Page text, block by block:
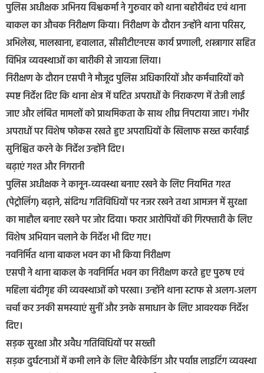
पुलिस अधीक्षक अभिनय विश्वकर्मा ने गुरुवार को थाना बहोरीबंद एवं थाना
बाकल का औचक निरीक्षण किया। निरीक्षण के दौरान उन्होंने थाना परिसर,
अभिलेख, मालखाना, हवालात, सीसीटीएनएस कार्य प्रणाली, शस्त्रागार सहित
विभिन्न व्यवस्थाओं का बारीकी से जायजा लिया।
निरीक्षण के दौरान एसपी ने मौजूद पुलिस अधिकारियों और कर्मचारियों को
स्पष्ट निर्देश दिए कि थाना क्षेत्र में घटित अपराधों के निराकरण में तेजी लाई
जाए और लंबित मामलों को प्राथमिकता के साथ शीघ्र निपटाया जाए। गंभीर
अपराधों पर विशेष फोकस रखते हुए अपराधियों के खिलाफ सख्त कार्रवाई
सुनिश्चित करने के निर्देश उन्होंने दिए।
बढ़ाएं गश्त और निगरानी
पुलिस अधीक्षक ने कानून-व्यवस्था बनाए रखने के लिए नियमित गश्त
(पेट्रोलिंग) बढ़ाने, संदिग्ध गतिविधियों पर नजर रखने तथा आमजन में सुरक्षा
का माहौल बनाए रखने पर जोर दिया। फरार आरोपियों की गिरफ्तारी के लिए
विशेष अभियान चलाने के निर्देश भी दिए गए।
नवनिर्मित थाना बाकल भवन का भी किया निरीक्षण
एसपी ने थाना बाकल के नवनिर्मित भवन का निरीक्षण करते हुए पुरुष एवं
महिला बंदीगृह की व्यवस्थाओं को परखा। उन्होंने थाना स्टाफ से अलग-अलग
चर्चा कर उनकी समस्याएं सुनीं और उनके समाधान के लिए आवश्यक निर्देश
दिए।
सड़क सुरक्षा और अवैध गतिविधियों पर सख्ती
सड़क दुर्घटनाओं में कमी लाने के लिए बैरिकेडिंग और पर्याप्त लाइटिंग व्यवस्था